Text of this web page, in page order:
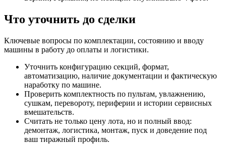
Что уточнить до сделки
Ключевые вопросы по комплектации, состоянию и вводу
машины в работу до оплаты и логистики.
Уточнить конфигурацию секций, формат,
автоматизацию, наличие документации и фактическую
наработку по машине.
Проверить комплектность по пультам, увлажнению,
сушкам, перевороту, периферии и истории сервисных
вмешательств.
Считать не только цену лота, но и полный ввод:
демонтаж, логистика, монтаж, пуск и доведение под
ваш тиражный профиль.